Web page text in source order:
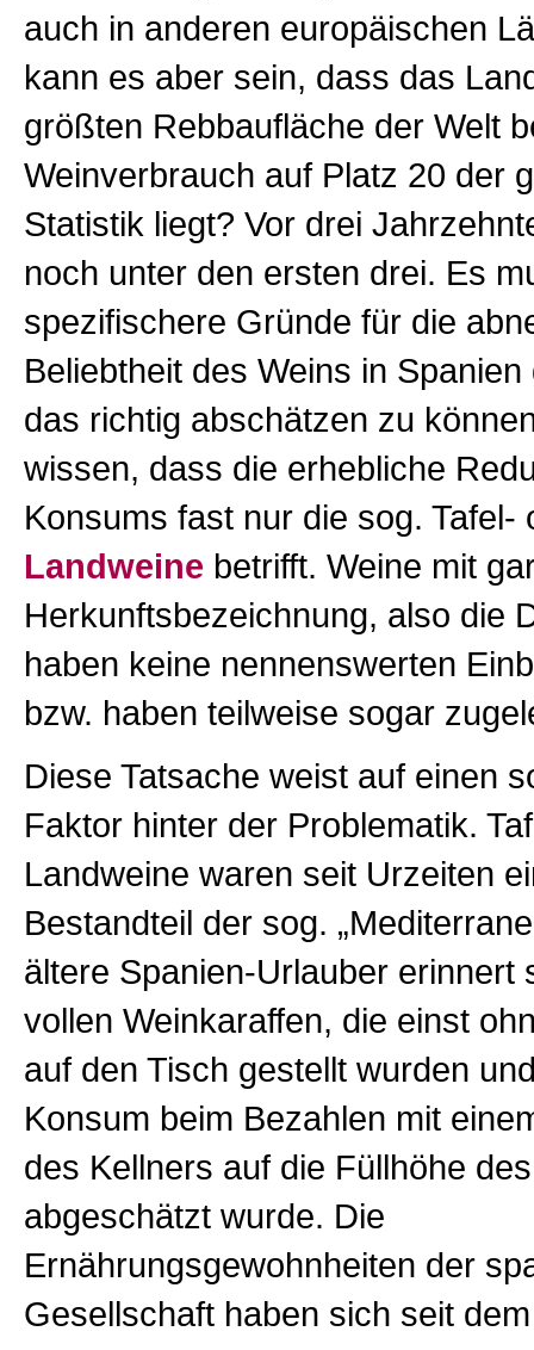
auch in anderen europäischen
kann es aber sein, dass das
größten Rebbaufläche der Welt
Weinverbrauch auf Platz 20 der
Statistik liegt? Vor drei
noch unter den ersten drei. Es
spezifischere Gründe für die
Beliebtheit des Weins in
das richtig abschätzen zu
wissen, dass die erhebliche
Konsums fast nur die sog. Tafel-
Landweine betrifft. Weine mit
Herkunftsbezeichnung, also die
haben keine nennenswerten
bzw. haben teilweise sogar
Diese Tatsache weist auf einen
Faktor hinter der Problematik.
Landweine waren seit Urzeiten
Bestandteil der sog.
ältere Spanien-Urlauber erinnert
vollen Weinkaraffen, die einst
auf den Tisch gestellt wurden
Konsum beim Bezahlen mit
des Kellners auf die Füllhöhe
abgeschätzt wurde. Die
Ernährungsgewohnheiten der
Gesellschaft haben sich seit